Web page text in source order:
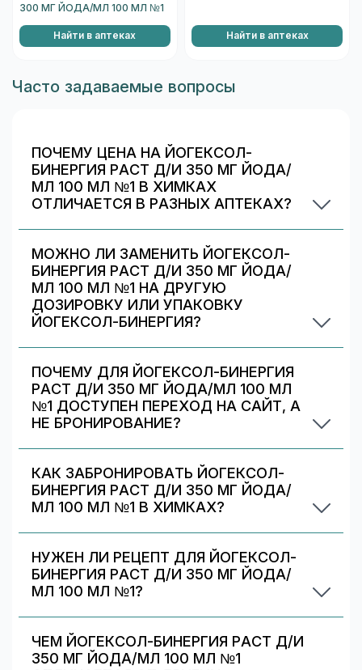
300 МГ ЙОДА/МЛ 100 МЛ №1
Найти в аптеках Найти в аптеках
Часто задаваемые вопросы
ПОЧЕМУ ЦЕНА НА ЙОГЕКСОЛ-
БИНЕРГИЯ РАСТ Д/И 350 МГ ЙОДА/
МЛ 100 МЛ №1 В ХИМКАХ
ОТЛИЧАЕТСЯ В РАЗНЫХ АПТЕКАХ?
разных аптек в Химках — выбирайте самое
выгодное и удобное по адресу/времени
работы.
МОЖНО ЛИ ЗАМЕНИТЬ ЙОГЕКСОЛ-
БИНЕРГИЯ РАСТ Д/И 350 МГ ЙОДА/
МЛ 100 МЛ №1 НА ДРУГУЮ
ДОЗИРОВКУ ИЛИ УПАКОВКУ
ЙОГЕКСОЛ-БИНЕРГИЯ?
список альтернативных дозировок/упаковок
— сравните наличие и цену. Подбор дозировки
должен выполняться врачом.
ПОЧЕМУ ДЛЯ ЙОГЕКСОЛ-БИНЕРГИЯ
РАСТ Д/И 350 МГ ЙОДА/МЛ 100 МЛ
№1 ДОСТУПЕН ПЕРЕХОД НА САЙТ, А
НЕ БРОНИРОВАНИЕ?
перехода на их сайт. Вы можете выбрать
аптеку с бронированием (если есть) или
КАК ЗАБРОНИРОВАТЬ ЙОГЕКСОЛ-
БИНЕРГИЯ РАСТ Д/И 350 МГ ЙОДА/
МЛ 100 МЛ №1 В ХИМКАХ?
(если доступно). После оформления получите
номер заказа и выкупите препарат в аптеке.
НУЖЕН ЛИ РЕЦЕПТ ДЛЯ ЙОГЕКСОЛ-
БИНЕРГИЯ РАСТ Д/И 350 МГ ЙОДА/
МЛ 100 МЛ №1?
Уточняйте правила у выбранной аптеки.
ЧЕМ ЙОГЕКСОЛ-БИНЕРГИЯ РАСТ Д/И
350 МГ ЙОДА/МЛ 100 МЛ №1